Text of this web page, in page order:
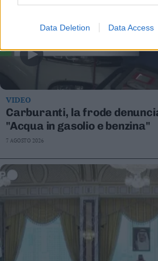
Data Deletion Data Access
VIDEO
Carburanti, la frode
"Acqua in gasolio e benzina"
7 AGOSTO 2026